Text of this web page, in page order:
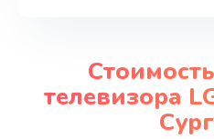
телевизора